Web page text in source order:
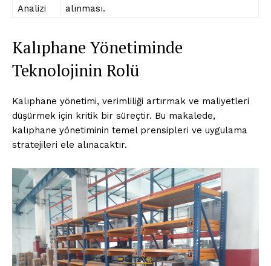
Analizi
alınması.
Kalıphane Yönetiminde
Teknolojinin Rolü
Kalıphane yönetimi, verimliliği artırmak ve maliyetleri
düşürmek için kritik bir süreçtir. Bu makalede,
kalıphane yönetiminin temel prensipleri ve uygulama
stratejileri ele alınacaktır.